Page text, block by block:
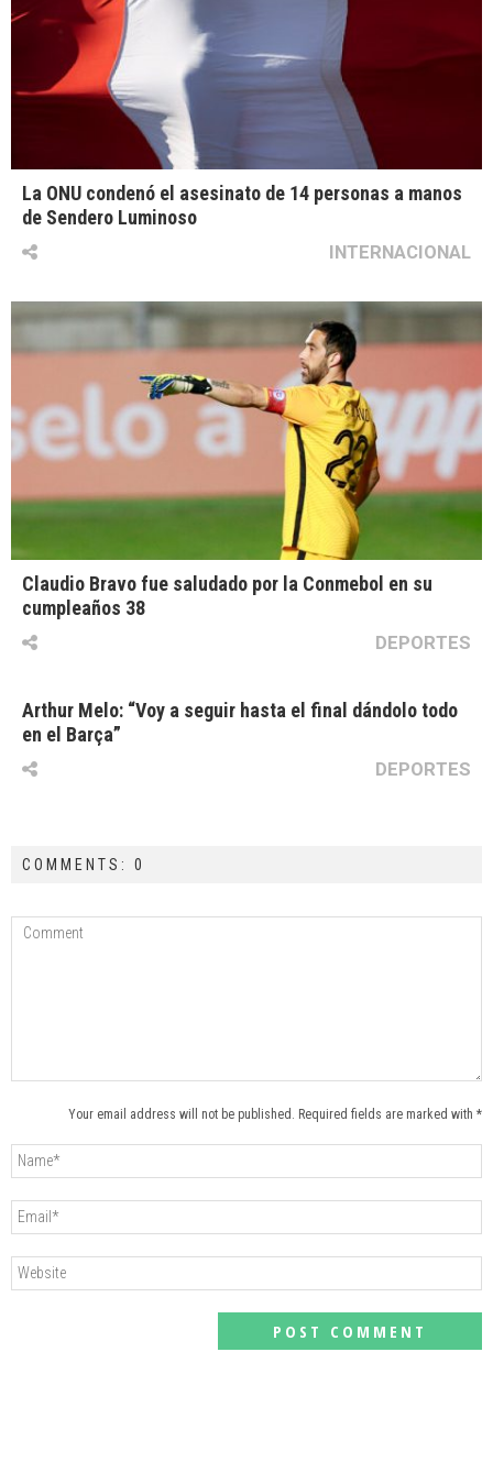
La ONU condenó el asesinato de 14 personas a manos
de Sendero Luminoso
INTERNACIONAL
Claudio Bravo fue saludado por la Conmebol en su
cumpleaños 38
DEPORTES
Arthur Melo: “Voy a seguir hasta el final dándolo todo
en el Barça”
DEPORTES
COMMENTS: 0
Your email address will not be published. Required fields are marked with *